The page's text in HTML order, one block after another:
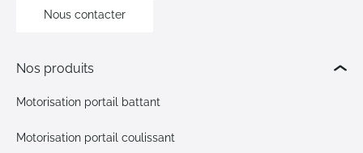
Nous contacter
Nos produits
Motorisation portail battant
Motorisation portail coulissant